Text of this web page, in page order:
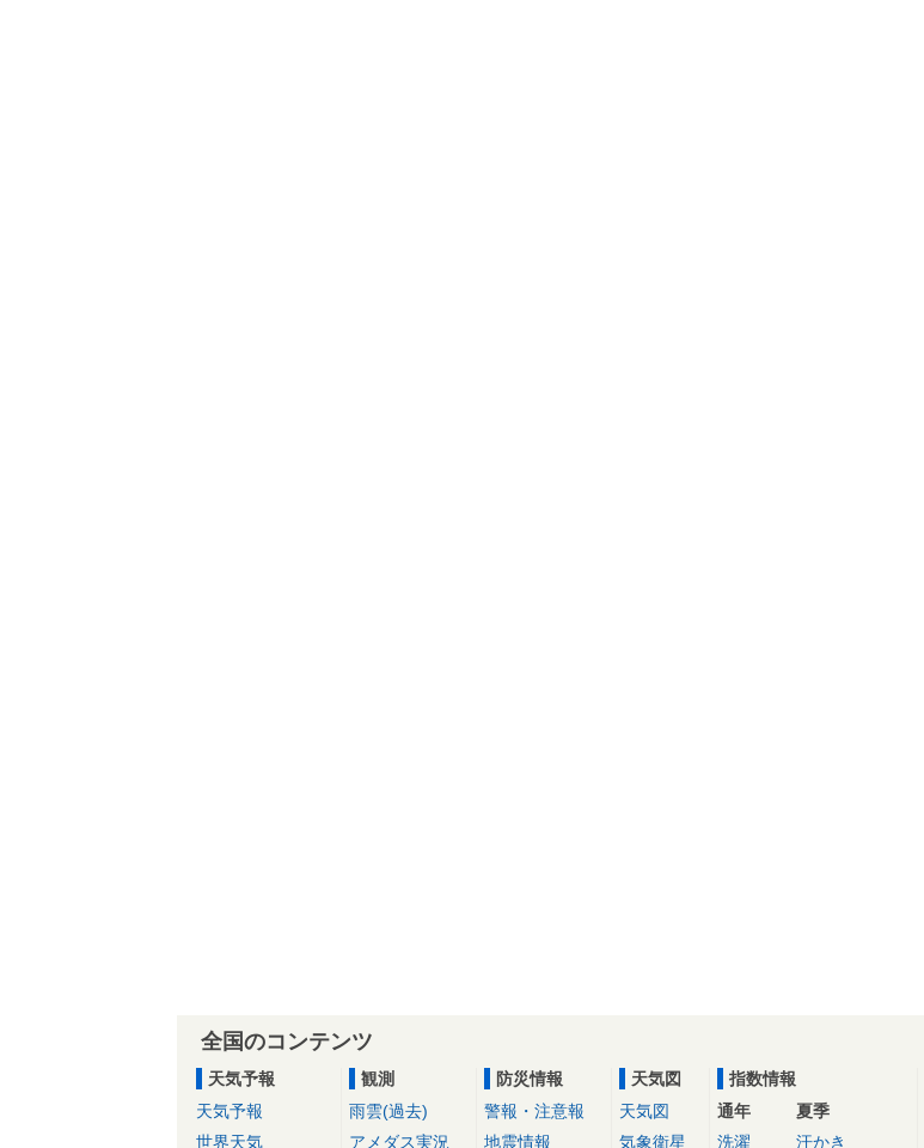
全国のコンテンツ
天気予報
天気予報
世界天気
観測
雨雲(過去)
アメダス実況
防災情報
警報・注意報
地震情報
天気図
天気図
気象衛星
指数情報
通年
洗濯
夏季
汗かき